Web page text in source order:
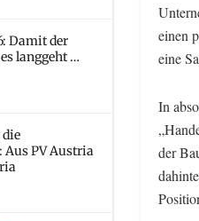
Damit der
langgeht …
die
PV Austria
einen
eine
In
der